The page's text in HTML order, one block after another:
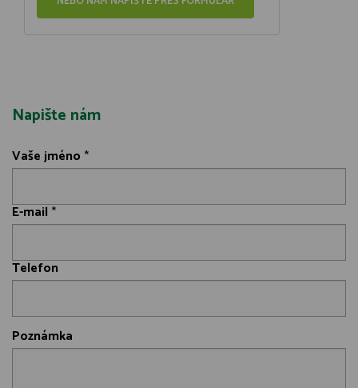
Napište nám
Vaše jméno *
E-mail *
Telefon
Poznámka